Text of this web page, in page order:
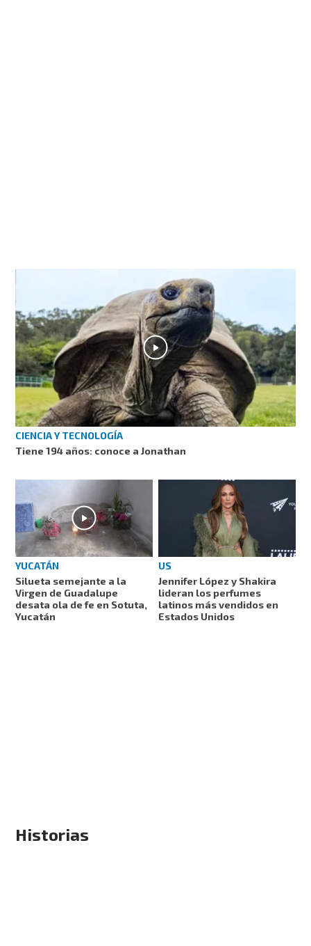
CIENCIA Y TECNOLOGÍA
Tiene 194 años: conoce a Jonathan
YUCATÁN
Silueta semejante a la
Virgen de Guadalupe
desata ola de fe en Sotuta,
Yucatán
US
Jennifer López y Shakira
lideran los perfumes
latinos más vendidos en
Estados Unidos
Historias